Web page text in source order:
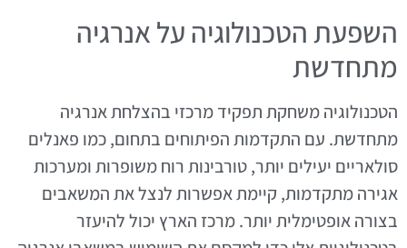
השפעת הטכנולוגיה על אנרגיה
מתחדשת
הטכנולוגיה משחקת תפקיד מרכזי בהצלחת אנרגיה
מתחדשת. עם התקדמות הפיתוחים בתחום, כמו פאנלים
סולאריים יעילים יותר, טורבינות רוח משופרות ומערכות
אגירה מתקדמות, קיימת אפשרות לנצל את המשאבים
בצורה אופטימלית יותר. מרכז הארץ יכול להיעזר